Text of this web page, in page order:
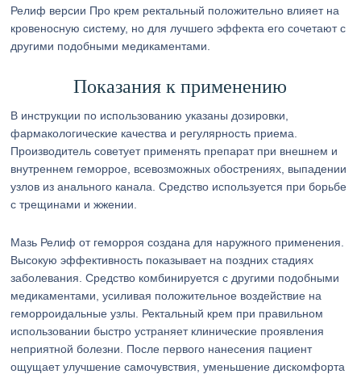
Релиф версии Про крем ректальный положительно влияет на
кровеносную систему, но для лучшего эффекта его сочетают с
другими подобными медикаментами.
Показания к применению
В инструкции по использованию указаны дозировки,
фармакологические качества и регулярность приема.
Производитель советует применять препарат при внешнем и
внутреннем геморрое, всевозможных обострениях, выпадении
узлов из анального канала. Средство используется при борьбе
с трещинами и жжении.
Мазь Релиф от геморроя создана для наружного применения.
Высокую эффективность показывает на поздних стадиях
заболевания. Средство комбинируется с другими подобными
медикаментами, усиливая положительное воздействие на
геморроидальные узлы. Ректальный крем при правильном
использовании быстро устраняет клинические проявления
неприятной болезни. После первого нанесения пациент
ощущает улучшение самочувствия, уменьшение дискомфорта